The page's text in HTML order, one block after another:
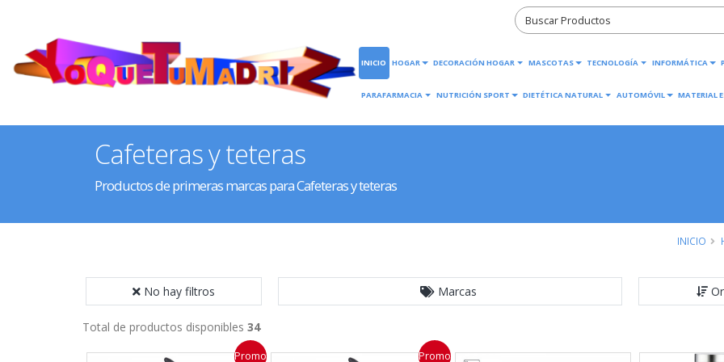
INICIO HOGAR DECORACIÓN HOGAR MASCOTAS TECNOLOGÍA INFORMÁTICA
PARAFARMACIA NUTRICIÓN SPORT DIETÉTICA NATURAL AUTOMÓVIL MATERIAL
Cafeteras y teteras
Productos de primeras marcas para Cafeteras y teteras
INICIO
No hay filtros Marcas
Total de productos disponibles 34
Promo Promo